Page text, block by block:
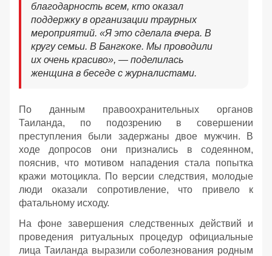
благодарность всем, кто оказал
поддержку в организации траурных
мероприятий. «Я это сделала вчера. В
кругу семьи. В Бангкоке. Мы проводили
их очень красиво», — поделилась
женщина в беседе с журналистами.
По данным правоохранительных органов
Таиланда, по подозрению в совершении
преступления были задержаны двое мужчин. В
ходе допросов они признались в содеянном,
пояснив, что мотивом нападения стала попытка
кражи мотоцикла. По версии следствия, молодые
люди оказали сопротивление, что привело к
фатальному исходу.
На фоне завершения следственных действий и
проведения ритуальных процедур официальные
лица Таиланда выразили соболезнования родным